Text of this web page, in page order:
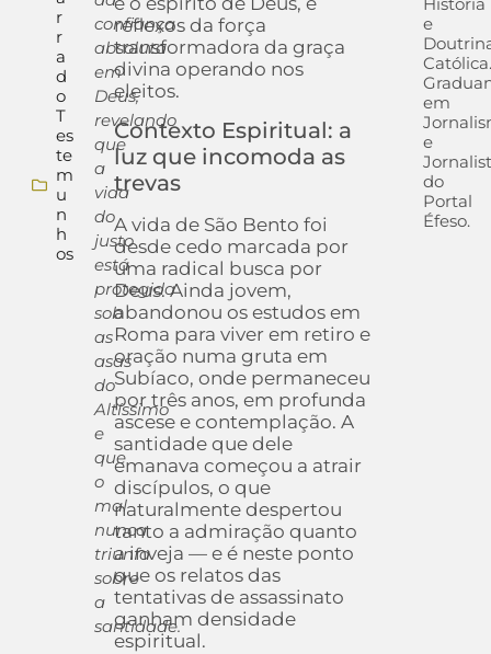
r
r
a
d
o
T
es
te
m
u
n
h
os
confiança
absoluta
em
Deus,
revelando
que
a
vida
do
justo
está
protegida
sob
as
asas
do
Altíssimo
e
que
o
mal
nunca
triunfa
sobre
a
santidade.
reflexos da força
transformadora da graça
divina operando nos
eleitos.
Contexto Espiritual: a
luz que incomoda as
trevas
A vida de São Bento foi
desde cedo marcada por
uma radical busca por
Deus. Ainda jovem,
abandonou os estudos em
Roma para viver em retiro e
oração numa gruta em
Subíaco, onde permaneceu
por três anos, em profunda
ascese e contemplação. A
santidade que dele
emanava começou a atrair
discípulos, o que
naturalmente despertou
tanto a admiração quanto
a inveja — e é neste ponto
que os relatos das
tentativas de assassinato
ganham densidade
espiritual.
e
em
e
do
Portal
Éfeso.